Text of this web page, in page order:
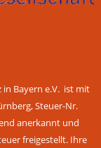
in Bayern e.V. ist mit
Steuer-Nr.
anerkannt und
freigestellt. Ihre